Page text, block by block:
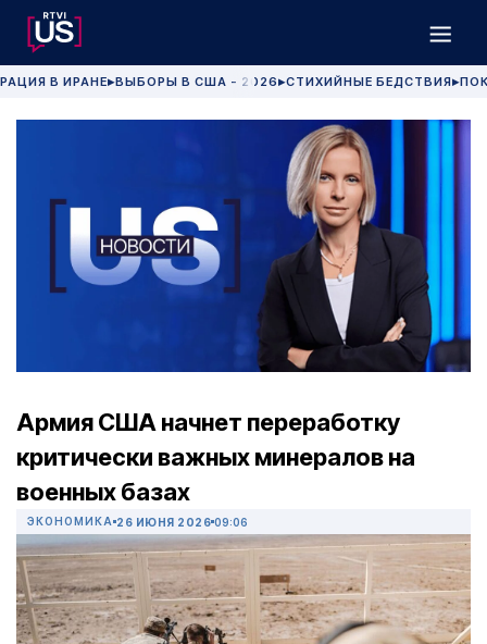
В ИРАНЕ▶ВЫБОРЫ В США - 2026 ▶СТИХИЙНЫЕ БЕДСТВИЯ▶
Армия США начнет переработку
критически важных минералов на
военных базах
ЭКОНОМИКА 26 ИЮНЯ 2026 09:06